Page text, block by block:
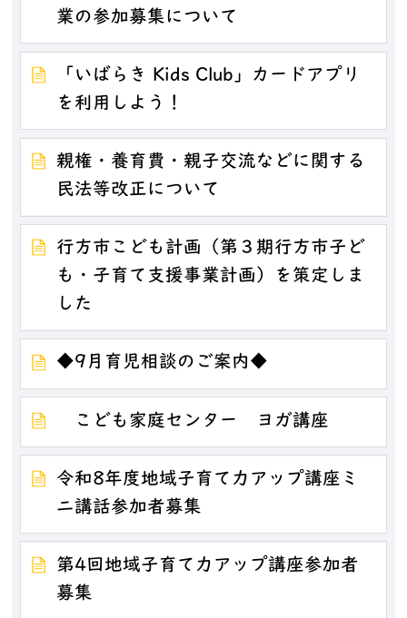
業の参加募集について
「いばらき Kids Club」カードアプリ
を利用しよう！
親権・養育費・親子交流などに関する
民法等改正について
行方市こども計画（第３期行方市子ど
も・子育て支援事業計画）を策定しま
した
◆9月育児相談のご案内◆
こども家庭センター ヨガ講座
令和8年度地域子育て力アップ講座ミ
ニ講話参加者募集
第4回地域子育て力アップ講座参加者
募集